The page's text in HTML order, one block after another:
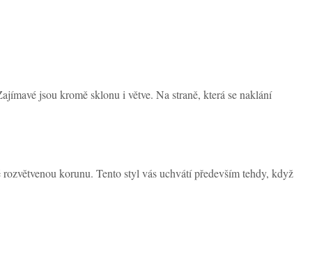
jsou kromě sklonu i větve. Na straně, která se naklání
korunu. Tento styl vás uchvátí především tehdy, když